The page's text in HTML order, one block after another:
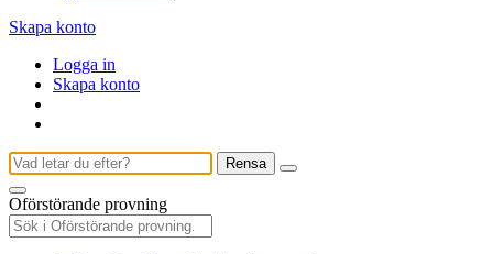
Skapa konto
Logga in
Skapa konto
Rensa
Oförstörande provning